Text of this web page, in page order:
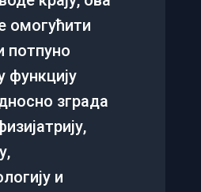
омогућити
потпуно
зграда
и